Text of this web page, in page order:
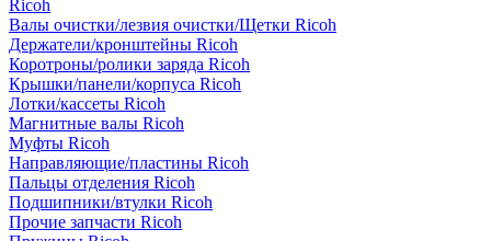
Ricoh
Валы очистки/лезвия очистки/Щетки Ricoh
Держатели/кронштейны Ricoh
Коротроны/ролики заряда Ricoh
Крышки/панели/корпуса Ricoh
Лотки/кассеты Ricoh
Магнитные валы Ricoh
Муфты Ricoh
Направляющие/пластины Ricoh
Пальцы отделения Ricoh
Подшипники/втулки Ricoh
Прочие запчасти Ricoh